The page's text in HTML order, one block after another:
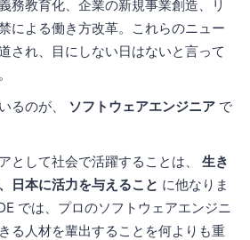
務教育化、企業の新規事業創造、リ
による働き方改革。これらのニュー
され、目にしない日はないと言って
るのが、
ソフトウェアエンジニア で
として社会で活躍することは、 生き
日本に活力を与えること に他なりま
では、プロのソフトウェアエンジニ
る人材を輩出することを何よりも重